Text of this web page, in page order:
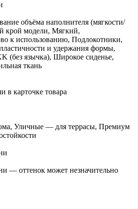
объёма наполнителя (мягкости/
крой модели, Мягкий,
к использованию, Подлокотники,
и удержания формы,
(без язычка), Широкое сиденье,
ткань
в карточке товара
Уличные — для террасы, Премиум
— оттенок может незначительно